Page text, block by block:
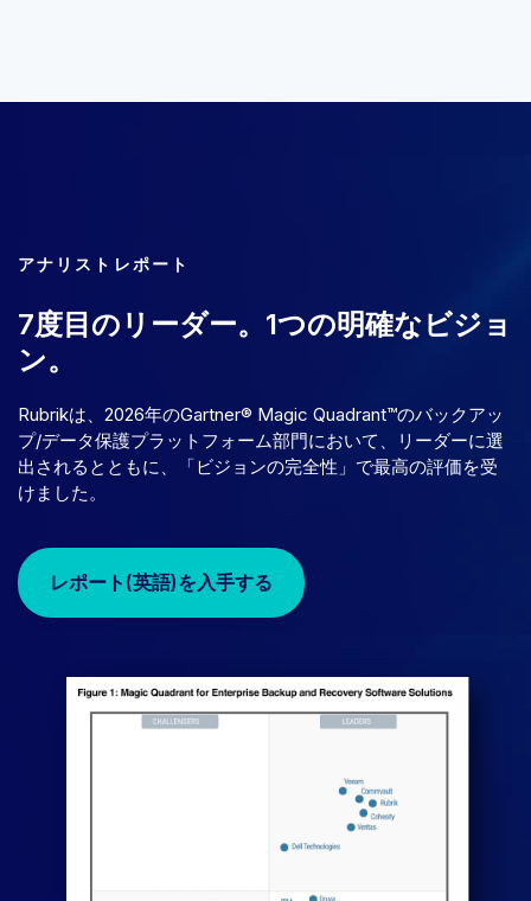
アナリストレポート
7度目のリーダー。1つの明確なビジョ
ン。
Rubrikは、2026年のGartner® Magic Quadrant™のバックアッ
プ/データ保護プラットフォーム部門において、リーダーに選
出されるとともに、「ビジョンの完全性」で最高の評価を受
けました。
レポート(英語)を入手する